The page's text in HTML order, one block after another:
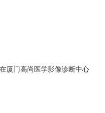
厦门高尚医学影像诊断中心